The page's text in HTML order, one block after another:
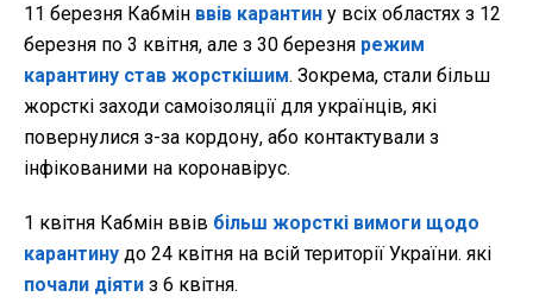
11 березня Кабмін ввів карантин у всіх областях з 12
березня по 3 квітня, але з 30 березня режим
карантину став жорсткішим. Зокрема, стали більш
жорсткі заходи самоізоляції для українців, які
повернулися з-за кордону, або контактували з
інфікованими на коронавірус.
1 квітня Кабмін ввів більш жорсткі вимоги щодо
карантину до 24 квітня на всій території України. які
почали діяти з 6 квітня.